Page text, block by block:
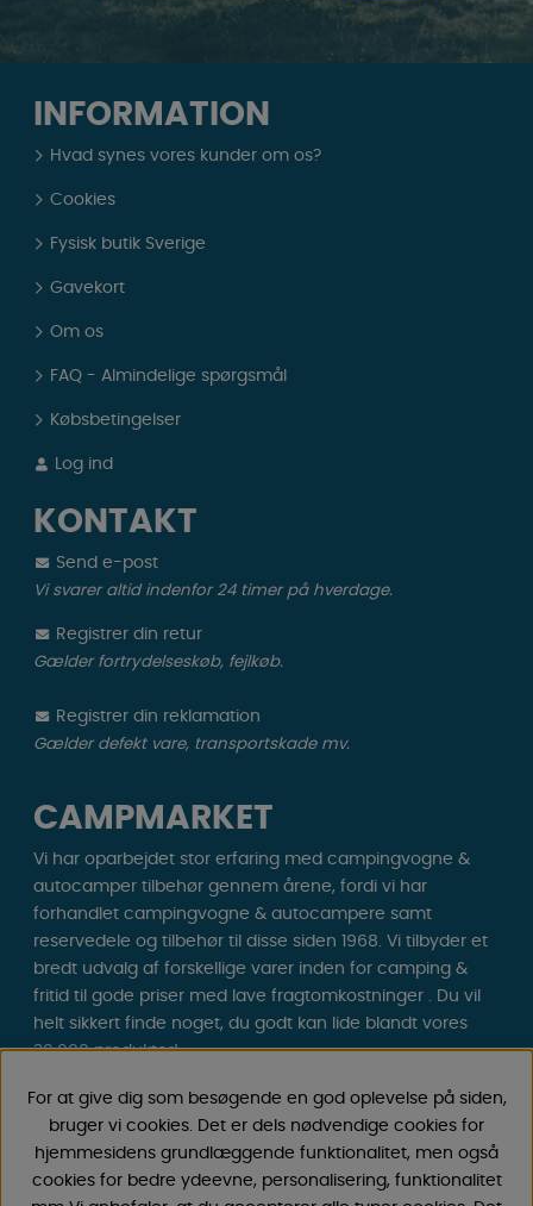
INFORMATION
Hvad synes vores kunder om os?
Cookies
Fysisk butik Sverige
Gavekort
Om os
FAQ - Almindelige spørgsmål
Købsbetingelser
Log ind
KONTAKT
Send e-post
Vi svarer altid indenfor 24 timer på hverdage.
Registrer din retur
Gælder fortrydelseskøb, fejlkøb.
Registrer din reklamation
Gælder defekt vare, transportskade mv.
CAMPMARKET
Vi har oparbejdet stor erfaring med campingvogne &
autocamper tilbehør gennem årene, fordi vi har
forhandlet campingvogne & autocampere samt
reservedele og tilbehør til disse siden 1968. Vi tilbyder et
bredt udvalg af forskellige varer inden for camping &
fritid til gode priser med lave fragtomkostninger . Du vil
helt sikkert finde noget, du godt kan lide blandt vores
30.000 produkter!
Følg os på Facebook og Instagram for inspiration,
nyheder og eksklusive tilbud. Campinglivet begynder
hos os!
For at give dig som besøgende en god oplevelse på siden,
bruger vi cookies. Det er dels nødvendige cookies for
hjemmesidens grundlæggende funktionalitet, men også
cookies for bedre ydeevne, personalisering, funktionalitet